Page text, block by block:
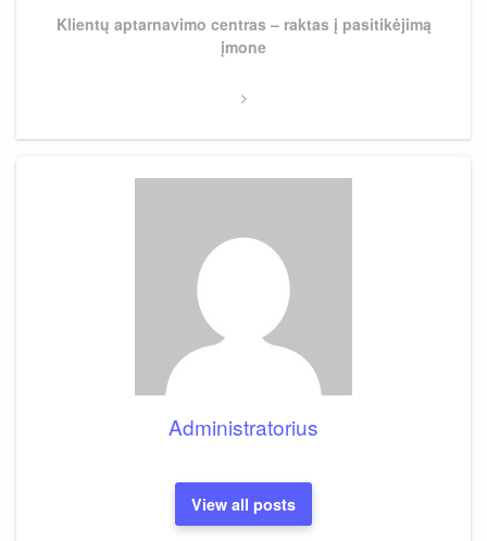
Next
Klientų aptarnavimo centras – raktas į pasitikėjimą
įmone
Administratorius
View all posts